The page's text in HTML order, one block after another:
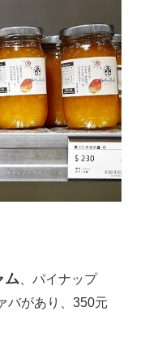
ム 、パイナップ
バがあり、350元